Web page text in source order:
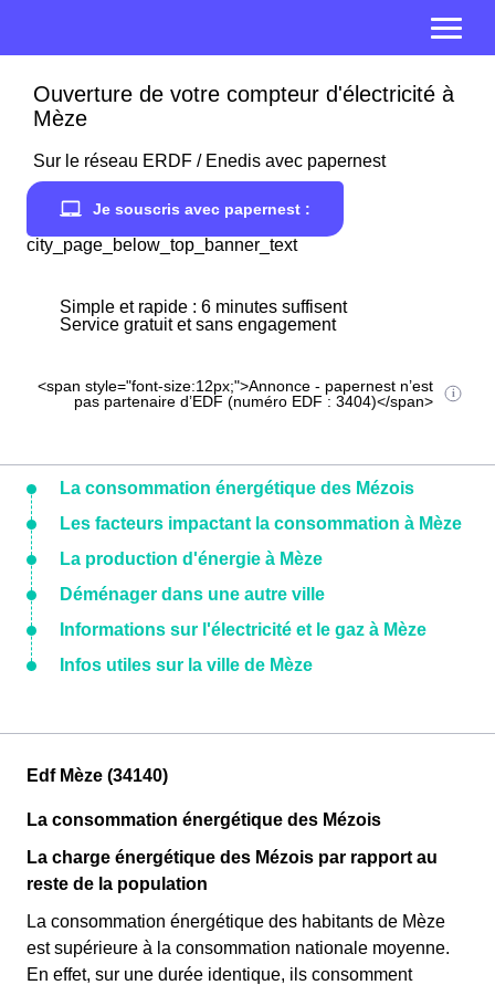
Ouverture de votre compteur d'électricité à
Mèze
Sur le réseau ERDF / Enedis avec papernest
Je souscris avec papernest :
city_page_below_top_banner_text
Simple et rapide : 6 minutes suffisent
Service gratuit et sans engagement
<span style="font-size:12px;">Annonce - papernest n’est
pas partenaire d’EDF (numéro EDF : 3404)</span>
La consommation énergétique des Mézois
Les facteurs impactant la consommation à Mèze
La production d'énergie à Mèze
Déménager dans une autre ville
Informations sur l'électricité et le gaz à Mèze
Infos utiles sur la ville de Mèze
Edf Mèze (34140)
La consommation énergétique des Mézois
La charge énergétique des Mézois par rapport au
reste de la population
La consommation énergétique des habitants de Mèze
est supérieure à la consommation nationale moyenne.
En effet, sur une durée identique, ils consomment